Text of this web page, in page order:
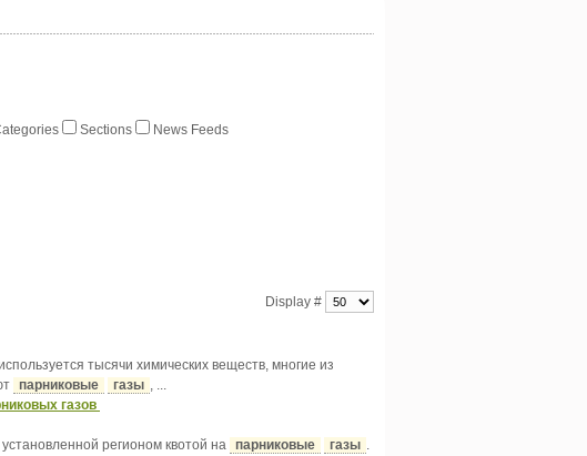
Sections News Feeds
Display #
тысячи химических веществ, многие из
парниковые газы , ...
газов
регионом квотой на парниковые газы .